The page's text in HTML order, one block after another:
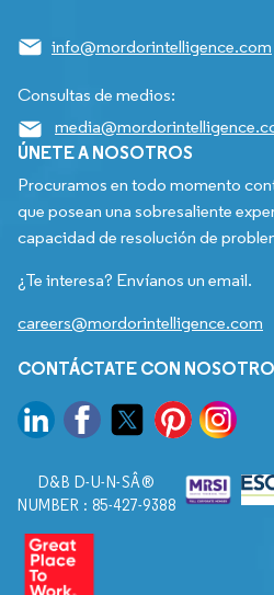
info@mordorintelligence.com
Consultas de medios:
ÚNETE A NOSOTROS
Procuramos en todo momento
que posean una sobresaliente
capacidad de resolución de
¿Te interesa? Envíanos un email.
careers@mordorintelligence.com
CONTÁCTATE CON
D&B D-U-N-SÂ®
NUMBER : 85-427-9388